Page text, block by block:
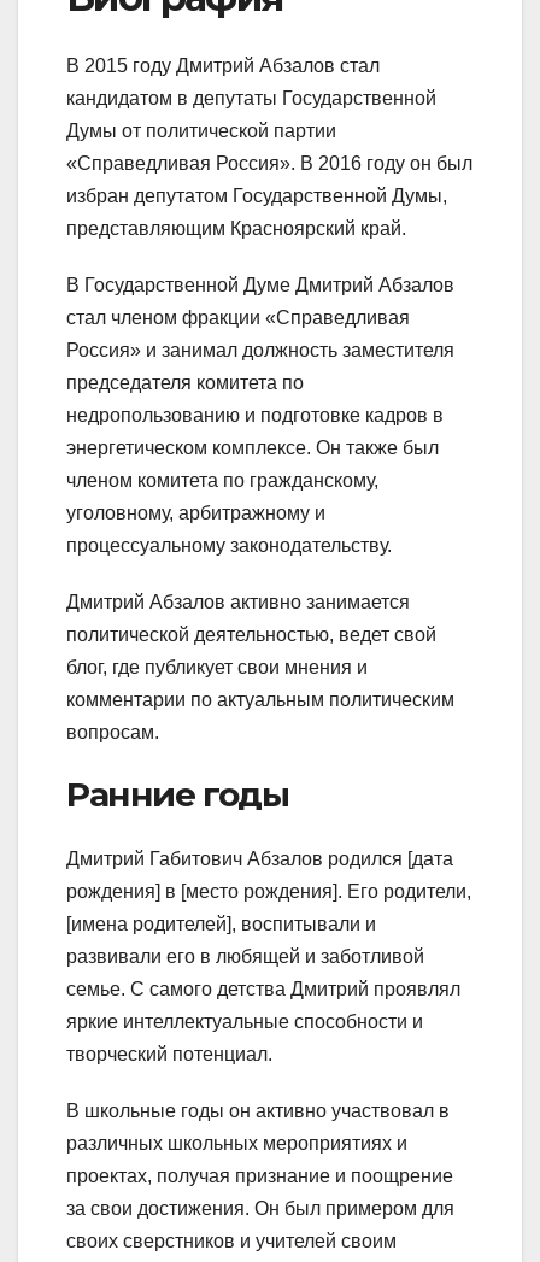
В 2015 году Дмитрий Абзалов стал
кандидатом в депутаты Государственной
Думы от политической партии
«Справедливая Россия». В 2016 году он был
избран депутатом Государственной Думы,
представляющим Красноярский край.
В Государственной Думе Дмитрий Абзалов
стал членом фракции «Справедливая
Россия» и занимал должность заместителя
председателя комитета по
недропользованию и подготовке кадров в
энергетическом комплексе. Он также был
членом комитета по гражданскому,
уголовному, арбитражному и
процессуальному законодательству.
Дмитрий Абзалов активно занимается
политической деятельностью, ведет свой
блог, где публикует свои мнения и
комментарии по актуальным политическим
вопросам.
Ранние годы
Дмитрий Габитович Абзалов родился [дата
рождения] в [место рождения]. Его родители,
[имена родителей], воспитывали и
развивали его в любящей и заботливой
семье. С самого детства Дмитрий проявлял
яркие интеллектуальные способности и
творческий потенциал.
В школьные годы он активно участвовал в
различных школьных мероприятиях и
проектах, получая признание и поощрение
за свои достижения. Он был примером для
своих сверстников и учителей своим